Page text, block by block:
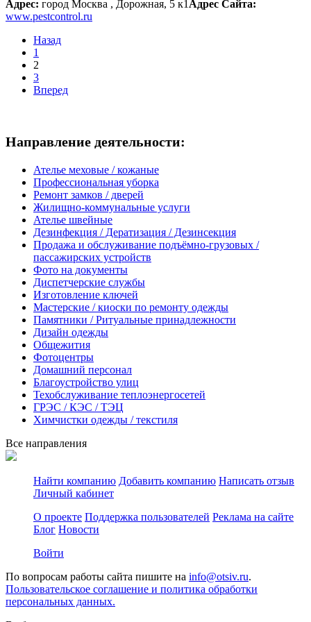
Адрес: город Москва , Дорожная, 5 к1 Адрес Сайта:
www.pestcontrol.ru
Назад
1
2
3
Вперед
Направление деятельности:
Ателье меховые / кожаные
Профессиональная уборка
Ремонт замков / дверей
Жилищно-коммунальные услуги
Ателье швейные
Дезинфекция / Дератизация / Дезинсекция
Продажа и обслуживание подъёмно-грузовых /
пассажирских устройств
Фото на документы
Диспетчерские службы
Изготовление ключей
Мастерские / киоски по ремонту одежды
Памятники / Ритуальные принадлежности
Дизайн одежды
Общежития
Фотоцентры
Домашний персонал
Благоустройство улиц
Техобслуживание теплоэнергосетей
ГРЭС / КЭС / ТЭЦ
Химчистки одежды / текстиля
Все направления
Найти компанию Добавить компанию Написать отзыв
Личный кабинет
О проекте Поддержка пользователей Реклама на сайте
Блог Новости
Войти
По вопросам работы сайта пишите на info@otsiv.ru.
Пользовательское соглашение и политика обработки
персональных данных.